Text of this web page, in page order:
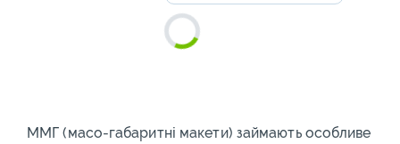
ММГ (масо-габаритні макети) займають особливе